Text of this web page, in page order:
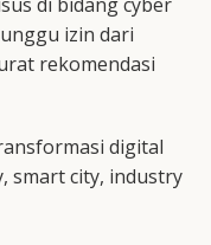
di bidang cyber
izin dari
rekomendasi
digital
smart city, industry